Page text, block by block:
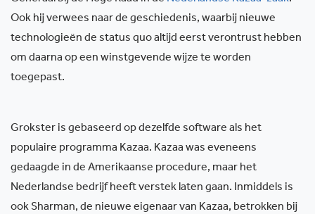
Ook hij verwees naar de geschiedenis, waarbij nieuwe
technologieën de status quo altijd eerst verontrust hebben
om daarna op een winstgevende wijze te worden
toegepast.
Grokster is gebaseerd op dezelfde software als het
populaire programma Kazaa. Kazaa was eveneens
gedaagde in de Amerikaanse procedure, maar het
Nederlandse bedrijf heeft verstek laten gaan. Inmiddels is
ook Sharman, de nieuwe eigenaar van Kazaa, betrokken bij